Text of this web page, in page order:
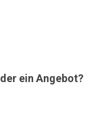
ein Angebot?